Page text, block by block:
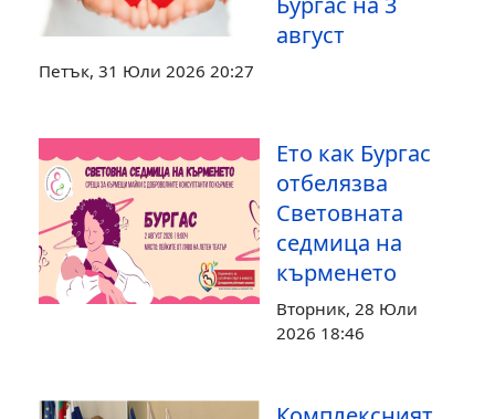
август
Петък, 31 Юли 2026 20:27
Ето как Бургас
отбелязва
Световната
седмица на
кърменето
Вторник, 28 Юли
2026 18:46